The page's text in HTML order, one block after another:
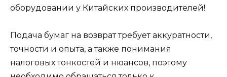
оборудовании у Китайских производителей!
Подача бумаг на возврат требует аккуратности,
точности и опыта, а также понимания
налоговых тонкостей и нюансов, поэтому